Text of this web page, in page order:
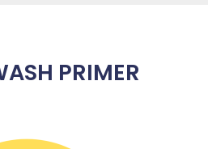
PRIMER